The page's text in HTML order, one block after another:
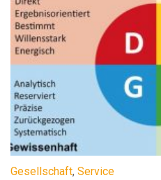
Gesellschaft, Service